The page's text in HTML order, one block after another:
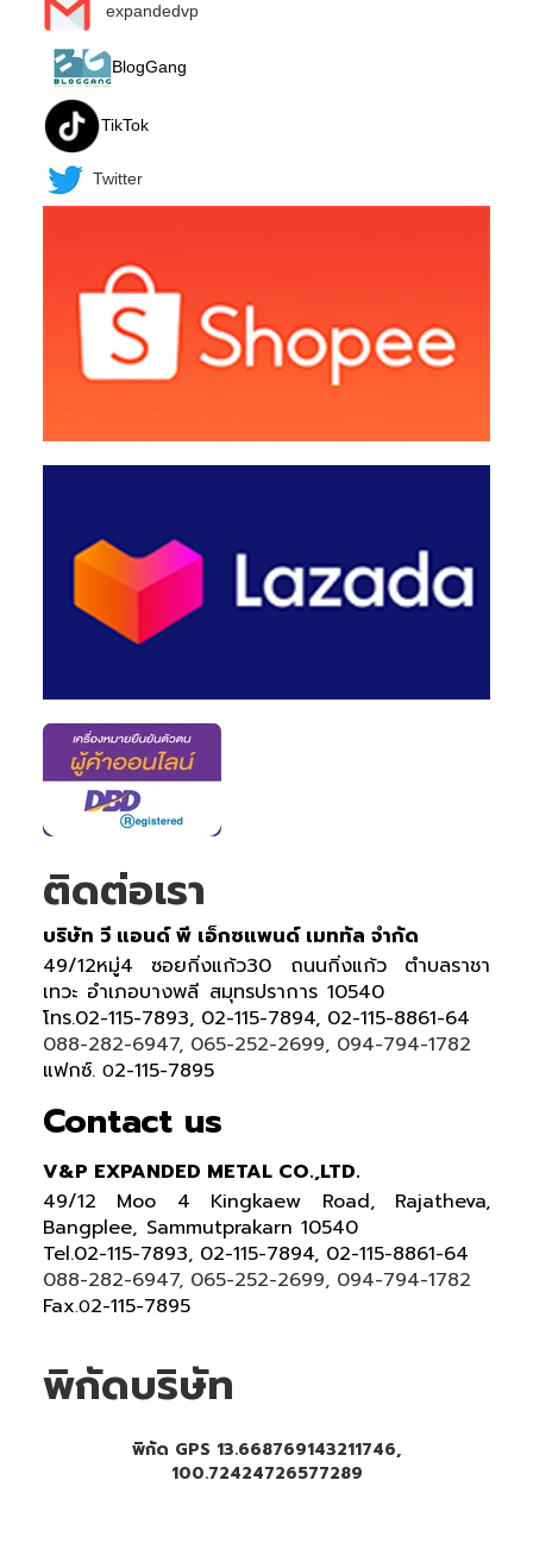
expandedvp
BlogGang
TikTok
Twitter
ติดต่อเรา
บริษัท วี แอนด์ พี เอ็กซแพนด์ เมททัล จำกัด
49/12หมู่4 ซอยกิ่งแก้ว30 ถนนกิ่งแก้ว ตำบลราชา
เทวะ อำเภอบางพลี สมุทรปราการ 10540
โทร.02-115-7893, 02-115-7894, 02-115-8861-64
088-282-6947, 065-252-2699, 094-794-1782
แฟกซ์. 02-115-7895
Contact us
V&P EXPANDED METAL CO.,LTD.
49/12 Moo 4 Kingkaew Road, Rajatheva,
Bangplee, Sammutprakarn 10540
Tel.02-115-7893, 02-115-7894, 02-115-8861-64
088-282-6947, 065-252-2699, 094-794-1782
Fax.02-115-7895
พิกัดบริษัท
พิกัด GPS 13.668769143211746,
100.72424726577289